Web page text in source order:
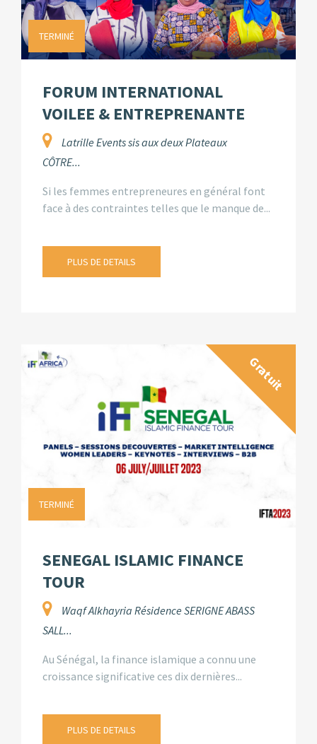
TERMINÉ
FORUM INTERNATIONAL
VOILEE & ENTREPRENANTE
Latrille Events sis aux deux Plateaux
CÔTRE...
Si les femmes entrepreneures en général font
face à des contraintes telles que le manque de...
PLUS DE DETAILS
Gratuit
TERMINÉ
SENEGAL ISLAMIC FINANCE
TOUR
Waqf Alkhayria Résidence SERIGNE ABASS
SALL...
Au Sénégal, la finance islamique a connu une
croissance significative ces dix dernières...
PLUS DE DETAILS